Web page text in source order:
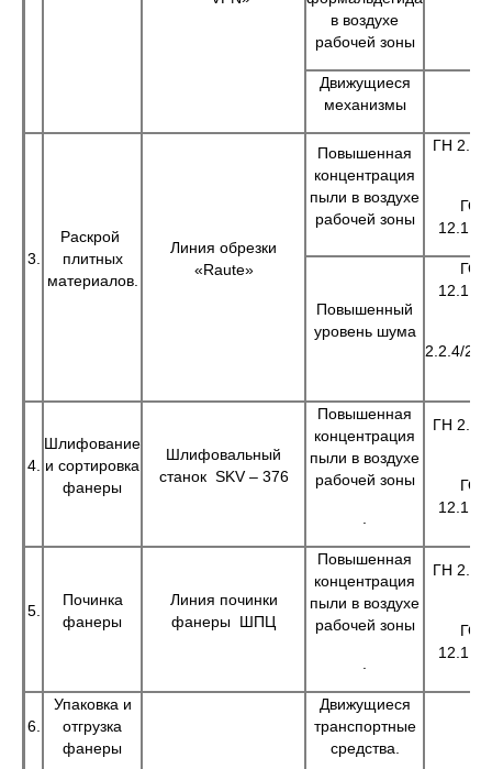
в воздухе
рабочей зоны
Движущиеся
механизмы
3.
Раскрой
плитных
материалов.
Линия обрезки
«Raute»
Повышенная
концентрация
пыли в воздухе
рабочей зоны
ГН
Повышенный
уровень шума
2.2.4/
4.
Шлифование
и сортировка
фанеры
Шлифовальный
станок SKV – 376
Повышенная
концентрация
пыли в воздухе
рабочей зоны
ГН
5.
Починка
фанеры
Линия починки
фанеры ШПЦ
Повышенная
концентрация
пыли в воздухе
рабочей зоны
ГН
6.
Упаковка и
отгрузка
фанеры
Движущиеся
транспортные
средства.